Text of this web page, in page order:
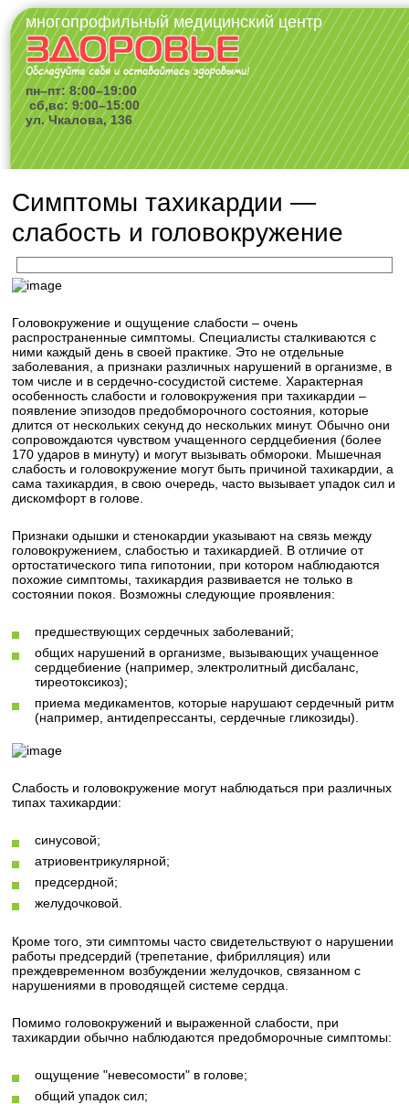
многопрофильный медицинский центр
пн–пт: 8:00–19:00
сб,вс: 9:00–15:00
ул. Чкалова, 136
Симптомы тахикардии —
слабость и головокружение
Головокружение и ощущение слабости – очень
распространенные симптомы. Специалисты сталкиваются с
ними каждый день в своей практике. Это не отдельные
заболевания, а признаки различных нарушений в организме, в
том числе и в сердечно-сосудистой системе. Характерная
особенность слабости и головокружения при тахикардии –
появление эпизодов предобморочного состояния, которые
длится от нескольких секунд до нескольких минут. Обычно они
сопровождаются чувством учащенного сердцебиения (более
170 ударов в минуту) и могут вызывать обмороки. Мышечная
слабость и головокружение могут быть причиной тахикардии, а
сама тахикардия, в свою очередь, часто вызывает упадок сил и
дискомфорт в голове.
Признаки одышки и стенокардии указывают на связь между
головокружением, слабостью и тахикардией. В отличие от
ортостатического типа гипотонии, при котором наблюдаются
похожие симптомы, тахикардия развивается не только в
состоянии покоя. Возможны следующие проявления:
предшествующих сердечных заболеваний;
общих нарушений в организме, вызывающих учащенное
сердцебиение (например, электролитный дисбаланс,
тиреотоксикоз);
приема медикаментов, которые нарушают сердечный ритм
(например, антидепрессанты, сердечные гликозиды).
Слабость и головокружение могут наблюдаться при различных
типах тахикардии:
синусовой;
атриовентрикулярной;
предсердной;
желудочковой.
Кроме того, эти симптомы часто свидетельствуют о нарушении
работы предсердий (трепетание, фибрилляция) или
преждевременном возбуждении желудочков, связанном с
нарушениями в проводящей системе сердца.
Помимо головокружений и выраженной слабости, при
тахикардии обычно наблюдаются предобморочные симптомы:
ощущение "невесомости" в голове;
общий упадок сил;